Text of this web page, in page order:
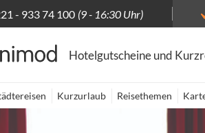
- 933 74 100 (9 - 16:30 Uhr)
Hotelgutscheine und
Kurzurlaub Reisethemen